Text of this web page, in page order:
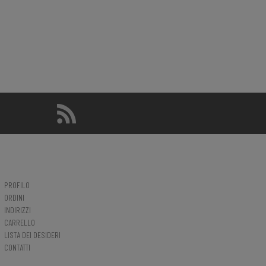
PROFILO
ORDINI
INDIRIZZI
CARRELLO
LISTA DEI DESIDERI
CONTATTI